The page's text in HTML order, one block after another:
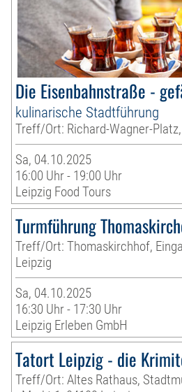
Die Eisenbahnstraße -
kulinarische Stadtführung
Treff/Ort: Richard-Wagner-
Sa, 04.10.2025
16:00 Uhr - 19:00 Uhr
Leipzig Food Tours
Turmführung
Treff/Ort: Thomaskirchhof,
Leipzig
Sa, 04.10.2025
16:30 Uhr - 17:30 Uhr
Leipzig Erleben GmbH
Tatort Leipzig - die
Treff/Ort: Altes Rathaus,